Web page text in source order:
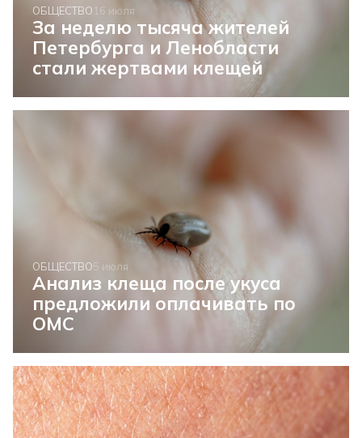
ОБЩЕСТВО16 июля
За неделю тысяча жителей
Петербурга и Ленобласти
стали жертвами клещей
ОБЩЕСТВО5 июля
Анализ клеща после укуса
предложили оплачивать по
ОМС